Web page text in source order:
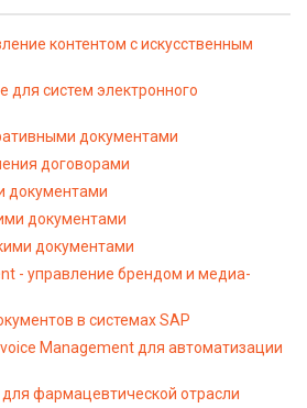
контентом с искусственным
систем электронного
документами
договорами
документами
документами
документами
- управление брендом и медиа-
в системах SAP
Management для автоматизации
фармацевтической отрасли